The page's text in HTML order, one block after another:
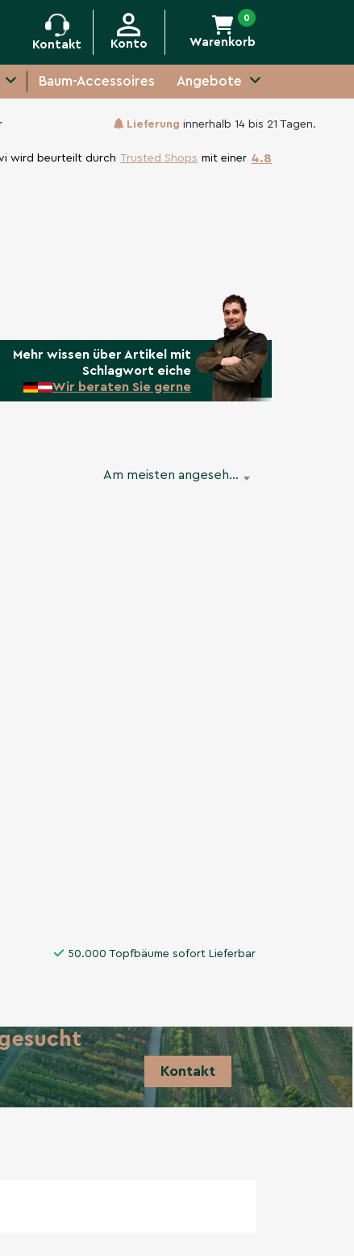
Kontakt Konto Warenkorb
0
Baum-Accessoires Angebote
Lieferung innerhalb 14 bis 21 Tagen.
wird beurteilt durch Trusted Shops mit einer 4.8
Mehr wissen über Artikel mit
Schlagwort eiche
Wir beraten Sie gerne
Am meisten angesehen
50.000 Topfbäume sofort Lieferbar
Kontakt